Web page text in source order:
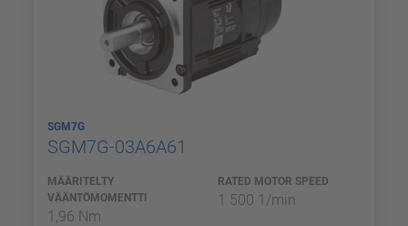
SGM7G
SGM7G-03A6A61
MÄÄRITELTY
VÄÄNTÖMOMENTTI
1,96 Nm
RATED MOTOR SPEED
1 500 1/min